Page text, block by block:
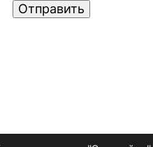
Отправить